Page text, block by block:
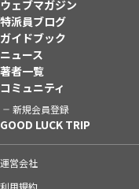
ウェブマガジン
特派員ブログ
ガイドブック
ニュース
著者一覧
コミュニティ
新規会員登録
GOOD LUCK TRIP
運営会社
利用規約